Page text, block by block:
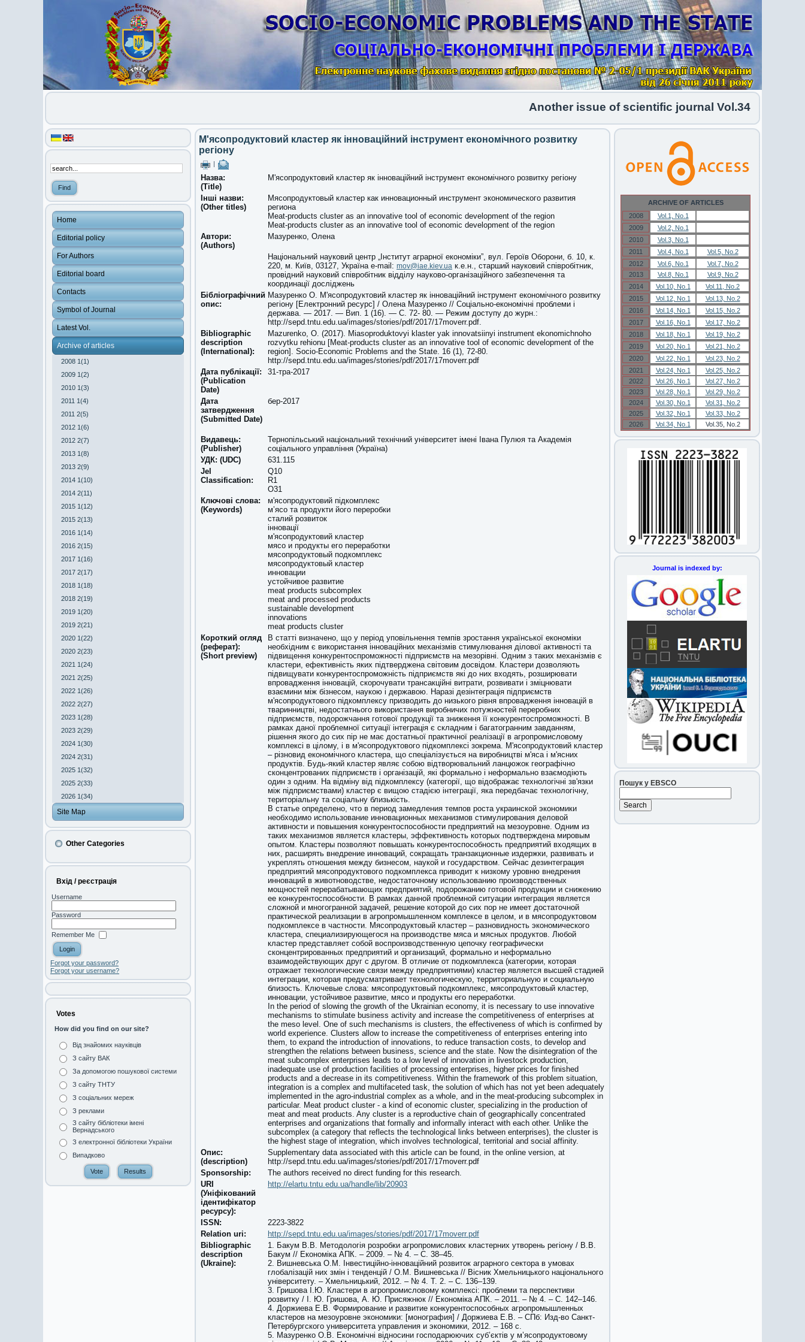
Another issue of scientific journal Vol.34 No.1 2026
Home
Editorial policy
For Authors
Editorial board
Contacts
Symbol of Journal
Latest Vol.
Archive of articles
2008 1(1)
2009 1(2)
2010 1(3)
2011 1(4)
2011 2(5)
2012 1(6)
2012 2(7)
2013 1(8)
2013 2(9)
2014 1(10)
2014 2(11)
2015 1(12)
2015 2(13)
2016 1(14)
2016 2(15)
2017 1(16)
2017 2(17)
2018 1(18)
2018 2(19)
2019 1(20)
2019 2(21)
2020 1(22)
2020 2(23)
2021 1(24)
2021 2(25)
2022 1(26)
2022 2(27)
2023 1(28)
2023 2(29)
2024 1(30)
2024 2(31)
2025 1(32)
2025 2(33)
2026 1(34)
Site Map
Other Categories
Вхід / реєстрація
Username
Password
Remember Me
Forgot your password?
Forgot your username?
Votes
How did you find on our site?
Від знайомих науківців
З сайту ВАК
За допомогою пошукової системи
З сайту ТНТУ
З соціальних мереж
З реклами
З сайту бібліотеки імені
Вернадського
З електронної бібліотеки України
Випадково
М'ясопродуктовий кластер як інноваційний інструмент економічного розвитку
регіону
Назва:
(Title)
М'ясопродуктовий кластер як інноваційний інструмент економічного розвитку регіону
Інші назви:
(Other titles)
Мясопродуктовый кластер как инновационный инструмент экономического развития
региона
Meat-products cluster as an innovative tool of economic development of the region
Meat-products cluster as an innovative tool of economic development of the region
Автори:
(Authors)
Мазуренко, Олена
Національний науковий центр „Інститут аграрної економіки”, вул. Героїв Оборони, б. 10, к.
220, м. Київ, 03127, Україна e-mail: mov@iae.kiev.ua к.е.н., старший науковий співробітник,
провідний науковий співробітник відділу науково-організаційного забезпечення та
координації досліджень
Бібліографічний
опис:
Мазуренко О. М'ясопродуктовий кластер як інноваційний інструмент економічного розвитку
регіону [Електронний ресурс] / Олена Мазуренко // Соціально-економічні проблеми і
держава. — 2017. — Вип. 1 (16). — С. 72- 80. — Режим доступу до журн.:
http://sepd.tntu.edu.ua/images/stories/pdf/2017/17moverr.pdf.
Bibliographic
description
(International):
Mazurenko, O. (2017). Miasoproduktovyi klaster yak innovatsiinyi instrument ekonomichnoho
rozvytku rehionu [Meat-products cluster as an innovative tool of economic development of the
region]. Socio-Economic Problems and the State. 16 (1), 72-80.
http://sepd.tntu.edu.ua/images/stories/pdf/2017/17moverr.pdf
Дата публікації:
(Publication
Date)
31-тра-2017
Дата
затвердження
(Submitted Date)
бер-2017
Видавець:
(Publisher)
Тернопільський національний технічний університет імені Івана Пулюя та Академія
соціального управління (Україна)
УДК: (UDC)
631.115
Jel
Classіfіcatіon:
Q10
R1
O31
Ключові слова:
(Keywords)
м'ясопродуктовий підкомплекс
м’ясо та продукти його переробки
сталий розвиток
інновації
м'ясопродуктовий кластер
мясо и продукты его переработки
мясопродуктовый подкомплекс
мясопродуктовый кластер
инновации
устойчивое развитие
meat products subcomplex
meat and processed products
sustainable development
innovations
meat products cluster
Короткий огляд
(реферат):
(Short preview)
В статті визначено, що у період уповільнення темпів зростання української економіки
необхідним є використання інноваційних механізмів стимулювання ділової активності та
підвищення конкурентоспроможності підприємств на мезорівні. Одним з таких механізмів є
кластери, ефективність яких підтверджена світовим досвідом. Кластери дозволяють
підвищувати конкурентоспроможність підприємств які до них входять, розширювати
впровадження інновацій, скорочувати трансакційні витрати, розвивати і зміцнювати
взаємини між бізнесом, наукою і державою. Наразі дезінтеграція підприємств
м'ясопродуктового підкомплексу призводить до низького рівня впровадження інновацій в
тваринництві, недостатнього використання виробничих потужностей переробних
підприємств, подорожчання готової продукції та зниження її конкурентоспроможності. В
рамках даної проблемної ситуації інтеграція є складним і багатогранним завданням,
рішення якого до сих пір не має достатньої практичної реалізації в агропромисловому
комплексі в цілому, і в м'ясопродуктового підкомплексі зокрема. М'ясопродуктовий кластер
– різновид економічного кластера, що спеціалізується на виробництві м'яса і м'ясних
продуктів. Будь-який кластер являє собою відтворювальний ланцюжок географічно
сконцентрованих підприємств і організацій, які формально і неформально взаємодіють
один з одним. На відміну від підкомплексу (категорії, що відображає технологічні зв'язки
між підприємствами) кластер є вищою стадією інтеграції, яка передбачає технологічну,
територіальну та соціальну близькість.
В статье определено, что в период замедления темпов роста украинской экономики
необходимо использование инновационных механизмов стимулирования деловой
активности и повышения конкурентоспособности предприятий на мезоуровне. Одним из
таких механизмов является кластеры, эффективность которых подтверждена мировым
опытом. Кластеры позволяют повышать конкурентоспособность предприятий входящих в
них, расширять внедрение инноваций, сокращать транзакционные издержки, развивать и
укреплять отношения между бизнесом, наукой и государством. Сейчас дезинтеграция
предприятий мясопродуктового подкомплекса приводит к низкому уровню внедрения
инноваций в животноводстве, недостаточному использованию производственных
мощностей перерабатывающих предприятий, подорожанию готовой продукции и снижению
ее конкурентоспособности. В рамках данной проблемной ситуации интеграция является
сложной и многогранной задачей, решение которой до сих пор не имеет достаточной
практической реализации в агропромышленном комплексе в целом, и в мясопродуктовом
подкомплексе в частности. Мясопродуктовый кластер – разновидность экономического
кластера, специализирующегося на производстве мяса и мясных продуктов. Любой
кластер представляет собой воспроизводственную цепочку географически
сконцентрированных предприятий и организаций, формально и неформально
взаимодействующих друг с другом. В отличие от подкомплекса (категории, которая
отражает технологические связи между предприятиями) кластер является высшей стадией
интеграции, которая предусматривает технологическую, территориальную и социальную
близость. Ключевые слова: мясопродуктовый подкомплекс, мясопродуктовый кластер,
инновации, устойчивое развитие, мясо и продукты его переработки.
In the period of slowing the growth of the Ukrainian economy, it is necessary to use innovative
mechanisms to stimulate business activity and increase the competitiveness of enterprises at
the meso level. One of such mechanisms is clusters, the effectiveness of which is confirmed by
world experience. Clusters allow to increase the competitiveness of enterprises entering into
them, to expand the introduction of innovations, to reduce transaction costs, to develop and
strengthen the relations between business, science and the state. Now the disintegration of the
meat subcomplex enterprises leads to a low level of innovation in livestock production,
inadequate use of production facilities of processing enterprises, higher prices for finished
products and a decrease in its competitiveness. Within the framework of this problem situation,
integration is a complex and multifaceted task, the solution of which has not yet been adequately
implemented in the agro-industrial complex as a whole, and in the meat-producing subcomplex in
particular. Meat product cluster - a kind of economic cluster, specializing in the production of
meat and meat products. Any cluster is a reproductive chain of geographically concentrated
enterprises and organizations that formally and informally interact with each other. Unlike the
subcomplex (a category that reflects the technological links between enterprises), the cluster is
the highest stage of integration, which involves technological, territorial and social affinity.
Опис:
(description)
Supplementary data associated with this article can be found, in the online version, at
http://sepd.tntu.edu.ua/images/stories/pdf/2017/17moverr.pdf
Sponsorship:
The authors received no direct funding for this research.
URI
(Уніфікований
ідентифікатор
ресурсу):
http://elartu.tntu.edu.ua/handle/lib/20903
ISSN:
2223-3822
Relation uri:
http://sepd.tntu.edu.ua/images/stories/pdf/2017/17moverr.pdf
Bibliographic
description
(Ukraine):
1. Бакум В.В. Методологія розробки агропромислових кластерних утворень регіону / В.В.
Бакум // Економіка АПК. – 2009. – № 4. – С. 38–45.
2. Вишневська О.М. Інвестиційно-інноваційний розвиток аграрного сектора в умовах
глобалізацій них змін і тенденцій / О.М. Вишневська // Вісник Хмельницького національного
університету. – Хмельницький, 2012. – № 4. Т. 2. – С. 136–139.
3. Гришова І.Ю. Кластери в агропромисловому комплексі: проблеми та перспективи
розвитку / І. Ю. Гришова, А. Ю. Присяжнюк // Економіка АПК. – 2011. – № 4. – С. 142–146.
4. Доржиева Е.В. Формирование и развитие конкурентоспособных агропромышленных
кластеров на мезоуровне экономики: [монография] / Доржиева Е.В. – СПб: Изд-во Санкт-
Петербургского университета управления и экономики, 2012. – 168 с.
5. Мазуренко О.В. Економічні відносини господарюючих суб’єктів у м’ясопродуктовому
ARCHIVE OF ARTICLES
2008
Vol.1, No.1
2009
Vol.2, No.1
2010
Vol.3, No.1
2011
Vol.4, No.1
Vol.5, No.2
2012
Vol.6, No.1
Vol.7, No.2
2013
Vol.8, No.1
Vol.9, No.2
2014
Vol.10, No.1
Vol.11, No.2
2015
Vol.12, No.1
Vol.13, No.2
2016
Vol.14, No.1
Vol.15, No.2
2017
Vol.16, No.1
Vol.17, No.2
2018
Vol.18, No.1
Vol.19, No.2
2019
Vol.20, No.1
Vol.21, No.2
2020
Vol.22, No.1
Vol.23, No.2
2021
Vol.24, No.1
Vol.25, No.2
2022
Vol.26, No.1
Vol.27, No.2
2023
Vol.28, No.1
Vol.29, No.2
2024
Vol.30, No.1
Vol.31, No.2
2025
Vol.32, No.1
Vol.33, No.2
2026
Vol.34, No.1 Vol.35, No.2
Journal is indexed by:
Пошук у EBSCO